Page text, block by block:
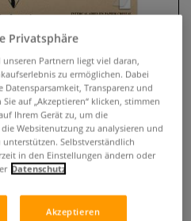
in 360 g/qm, mit
auch als kopfseitig geleimte
Eine
Privatsphäre
Partnern liegt viel daran,
zu ermöglichen. Dabei
Transparenz und
auf „Akzeptieren“ klicken, stimmen
Ihrem Gerät zu, um die
Websitenutzung zu analysieren und
Selbstverständlich
in den Einstellungen ändern oder
Datenschutz
Akzeptieren